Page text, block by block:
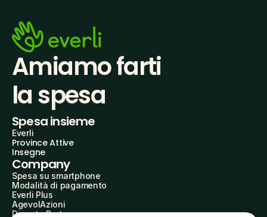
Amiamo farti
la spesa
Spesa insieme
Everli
Province Attive
Insegne
Company
Spesa su smartphone
Modalità di pagamento
Everli Plus
AgevolAzioni
Diventa Partner